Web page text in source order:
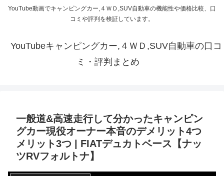
YouTube動画でキャンピングカー,４ＷＤ,SUV自動車の機能性や価格比較、口
コミや評判を検証しています。
YouTubeキャンピングカー,４ＷＤ,SUV自動車の口コ
ミ・評判まとめ
一般道&高速走行して分かったキャンピン
グカー現役オーナー本音のデメリット4つ
メリット3つ | FIATデュカトベース【ナッ
ツRVフォルトナ】